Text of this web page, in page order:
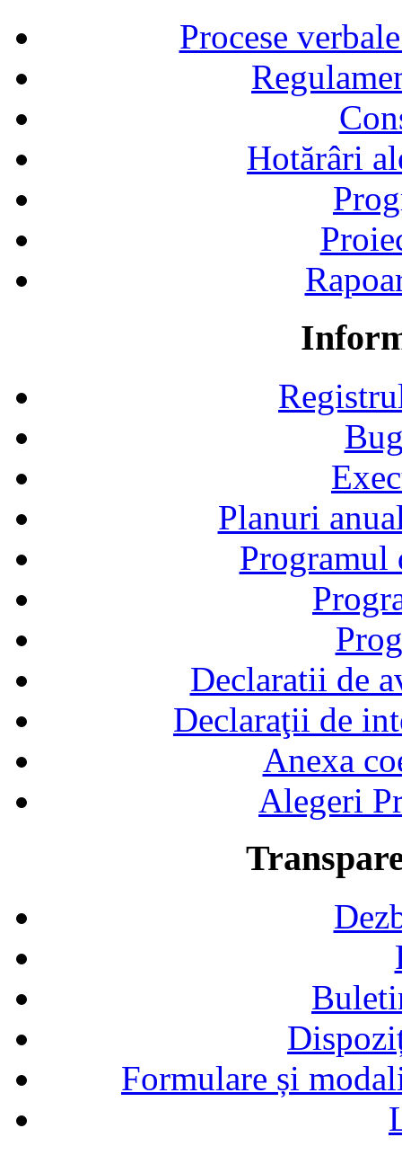
Procese
Hotărâri
Planuri
Declaratii de
Declaraţii de
Anexa
Alegeri
Formulare și